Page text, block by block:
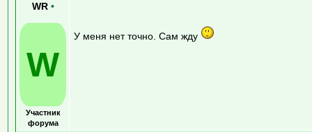
WR •
W
Участник
форума
У меня нет точно. Сам жду